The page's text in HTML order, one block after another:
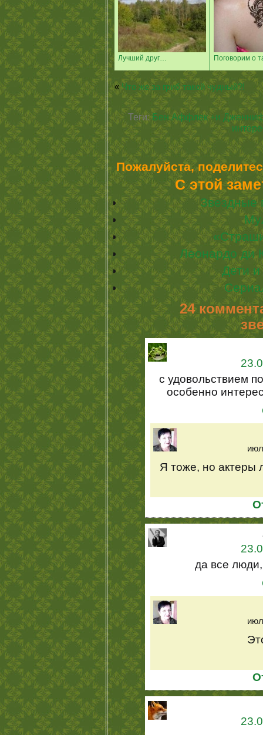
Лучший друг… Поговорим о
«Что же за гриб такой чудный?!
Теги:Бен Аффлек +и
Пожалуйста,
С этой
Звездные
Леонардо ди
Дети
24
с удовольствием
особенно
Я тоже, но актеры
да все люди,